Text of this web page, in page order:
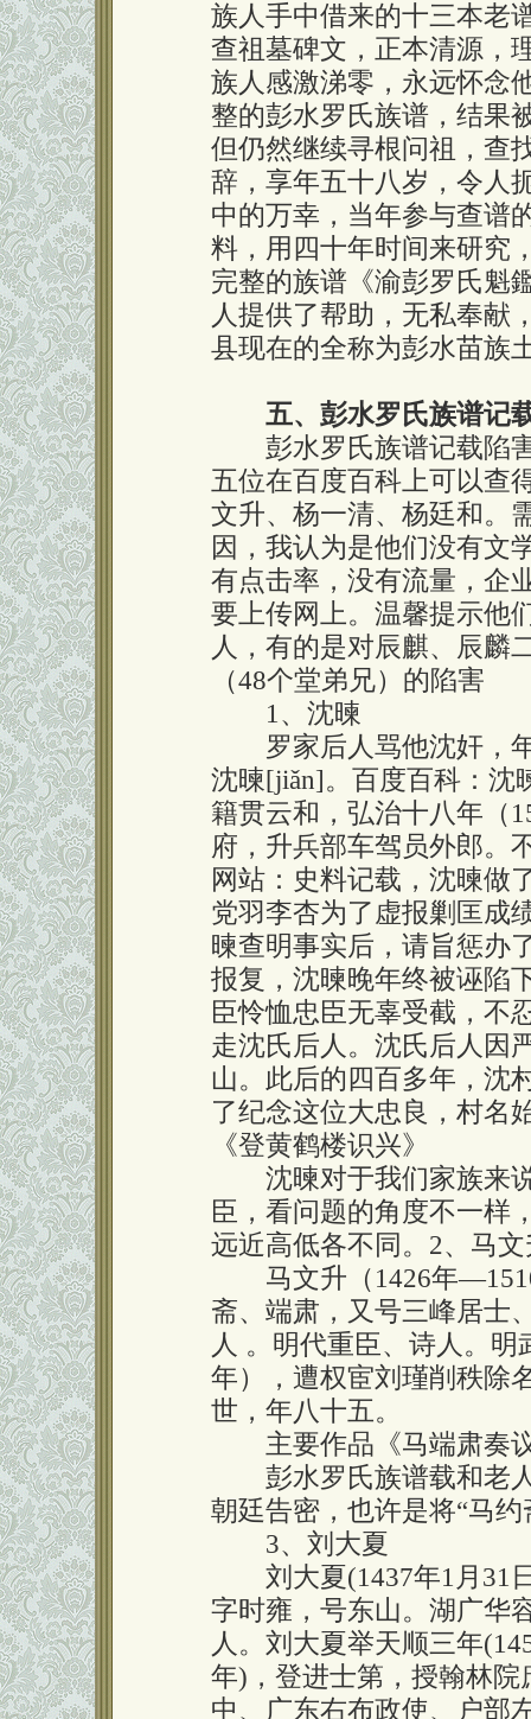
族人手中借来的十三本老
查祖墓碑文，正本清源，
族人感激涕零，永远怀念
整的彭水罗氏族谱，结果
但仍然继续寻根问祖，查
辞，享年五十八岁，令人
中的万幸，当年参与查谱
料，用四十年时间来研究
完整的族谱《渝彭罗氏魁
人提供了帮助，无私奉献
县现在的全称为彭水苗族
五、彭水罗氏族谱记
彭水罗氏族谱记载陷害
五位在百度百科上可以查
文升、杨一清、杨廷和。
因，我认为是他们没有文
有点击率，没有流量，企
要上传网上。温馨提示他
人，有的是对辰麒、辰麟
（48个堂弟兄）的陷害
1、沈暕
罗家后人骂他沈奸，年
沈暕[jiǎn]。百度百科：沈
籍贯云和，弘治十八年（
府，升兵部车驾员外郎。
网站：史料记载，沈暕做
党羽李杏为了虚报剿匡成
暕查明事实后，请旨惩办
报复，沈暕晚年终被诬陷
臣怜恤忠臣无辜受截，不
走沈氏后人。沈氏后人因
山。此后的四百多年，沈
了纪念这位大忠良，村名
《登黄鹤楼识兴》
沈暕对于我们家族来说
臣，看问题的角度不一样
远近高低各不同。2、马文
马文升（1426年—1510
斋、端肃，又号三峰居士
人 。明代重臣、诗人。
年），遭权宦刘瑾削秩除
世，年八十五。
主要作品《马端肃奏
彭水罗氏族谱载和老人
朝廷告密，也许是将“马约
3、刘大夏
刘大夏(1437年1月31日
字时雍，号东山。湖广华
人。刘大夏举天顺三年
年)，登进士第，授翰林
中、广东右布政使、户部